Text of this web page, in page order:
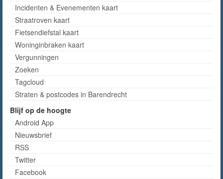
Incidenten & Evenementen kaart
Straatroven kaart
Fietsendiefstal kaart
Woninginbraken kaart
Vergunningen
Zoeken
Tagcloud
Straten & postcodes in Barendrecht
Blijf op de hoogte
Android App
Nieuwsbrief
RSS
Twitter
Facebook